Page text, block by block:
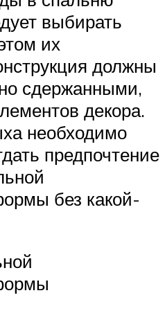
выбирать
их
должны
сдержанными,
декора.
необходимо
предпочтение
без какой-